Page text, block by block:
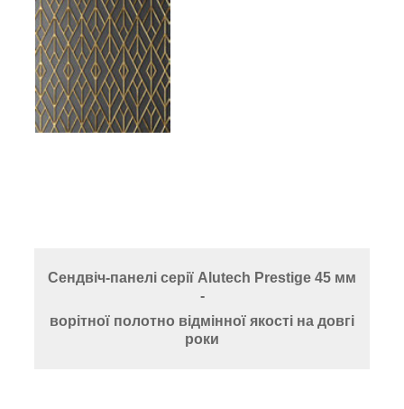
Сендвіч-панелі серії Alutech Prestige 45 мм
-
ворітної полотно відмінної якості на довгі
роки